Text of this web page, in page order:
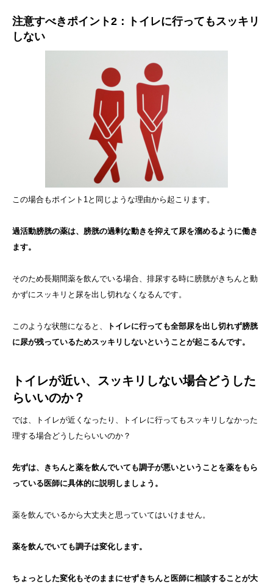
注意すべきポイント2：トイレに行ってもスッキリ
しない
この場合もポイント1と同じような理由から起こります。
過活動膀胱の薬は、膀胱の過剰な動きを抑えて尿を溜めるように働き
ます。
そのため長期間薬を飲んでいる場合、排尿する時に膀胱がきちんと動
かずにスッキリと尿を出し切れなくなるんです。
このような状態になると、
トイレに行っても全部尿を出し切れず膀胱
に尿が残っているためスッキリしないということが起こるんです。
トイレが近い、スッキリしない場合どうした
らいいのか？
では、トイレが近くなったり、トイレに行ってもスッキリしなかった
理する場合どうしたらいいのか？
先ずは、きちんと薬を飲んでいても調子が悪いということを薬をもら
っている医師に具体的に説明しましょう。
薬を飲んでいるから大丈夫と思っていてはいけません。
薬を飲んでいても調子は変化します。
ちょっとした変化もそのままにせずきちんと医師に相談することが大